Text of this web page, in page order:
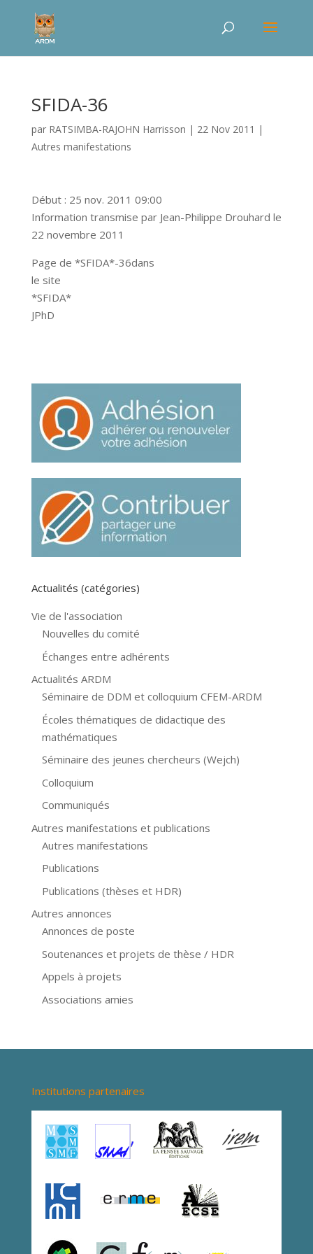
SFIDA-36
par RATSIMBA-RAJOHN Harrisson | 22 Nov 2011 |
Autres manifestations
Début : 25 nov. 2011 09:00
Information transmise par Jean-Philippe Drouhard le
22 novembre 2011
Page de *SFIDA*-36dans
le site
*SFIDA*
JPhD
Actualités (catégories)
Vie de l'association
Nouvelles du comité
Échanges entre adhérents
Actualités ARDM
Séminaire de DDM et colloquium CFEM-ARDM
Écoles thématiques de didactique des
mathématiques
Séminaire des jeunes chercheurs (Wejch)
Colloquium
Communiqués
Autres manifestations et publications
Autres manifestations
Publications
Publications (thèses et HDR)
Autres annonces
Annonces de poste
Soutenances et projets de thèse / HDR
Appels à projets
Associations amies
Institutions partenaires